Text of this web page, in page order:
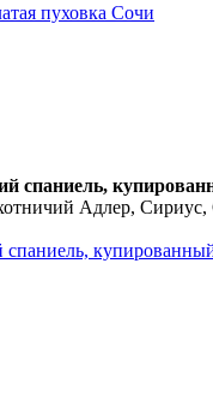
пуховка Сочи
спаниель,
Адлер,
спаниель,